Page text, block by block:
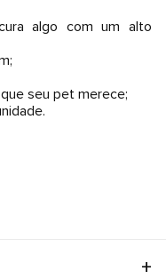
algo com um alto
seu pet merece;